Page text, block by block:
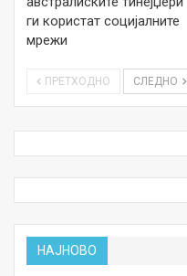
ги користат социјалните
мрежи
ПРЕТХОДНО СЛЕДНО
НАЈНОВО